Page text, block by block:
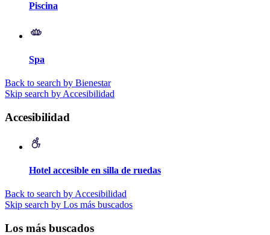
Piscina
Spa
Back to search by Bienestar
Skip search by Accesibilidad
Accesibilidad
Hotel accesible en silla de ruedas
Back to search by Accesibilidad
Skip search by Los más buscados
Los más buscados